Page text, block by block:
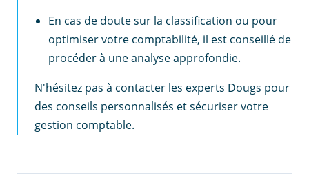
En cas de doute sur la classification ou pour
optimiser votre comptabilité, il est conseillé de
procéder à une analyse approfondie.
N'hésitez pas à contacter les experts Dougs pour
des conseils personnalisés et sécuriser votre
gestion comptable.